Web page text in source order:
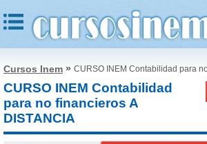
Cursos Inem » CURSO INEM Contabilidad para
CURSO INEM Contabilidad
para no financieros A
DISTANCIA